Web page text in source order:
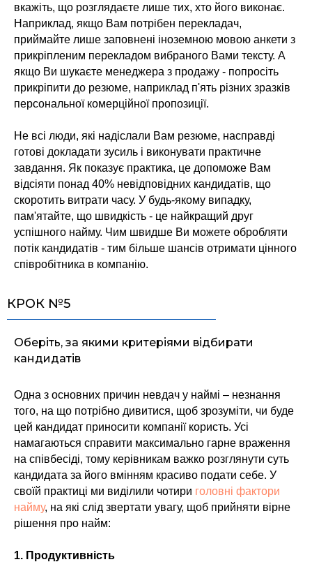
вкажіть, що розглядаєте лише тих, хто його виконає.
Наприклад, якщо Вам потрібен перекладач,
приймайте лише заповнені іноземною мовою анкети з
прикріпленим перекладом вибраного Вами тексту. А
якщо Ви шукаєте менеджера з продажу - попросіть
прикріпити до резюме, наприклад п'ять різних зразків
персональної комерційної пропозиції.
Не всі люди, які надіслали Вам резюме, насправді
готові докладати зусиль і виконувати практичне
завдання. Як показує практика, це допоможе Вам
відсіяти понад 40% невідповідних кандидатів, що
скоротить витрати часу. У будь-якому випадку,
пам'ятайте, що швидкість - це найкращий друг
успішного найму. Чим швидше Ви можете обробляти
потік кандидатів - тим більше шансів отримати цінного
співробітника в компанію.
КРОК №5
Оберіть, за якими критеріями відбирати
кандидатів
Одна з основних причин невдач у наймі – незнання
того, на що потрібно дивитися, щоб зрозуміти, чи буде
цей кандидат приносити компанії користь. Усі
намагаються справити максимально гарне враження
на співбесіді, тому керівникам важко розглянути суть
кандидата за його вмінням красиво подати себе. У
своїй практиці ми виділили чотири головні фактори
найму, на які слід звертати увагу, щоб прийняти вірне
рішення про найм:
1. Продуктивність